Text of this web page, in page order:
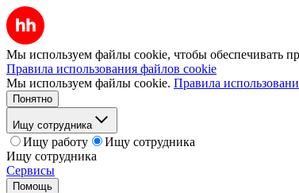
Мы используем файлы cookie, чтобы обеспечивать
Правила использования файлов cookie
Мы используем файлы cookie. Правила
Понятно
Ищу сотрудника
Ищу работу
Ищу сотрудника
Ищу сотрудника
Сервисы
Помощь